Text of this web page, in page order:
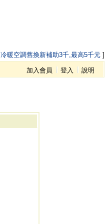
冷暖空調舊換新補助3千,最高5千元]
加入會員 登入 說明